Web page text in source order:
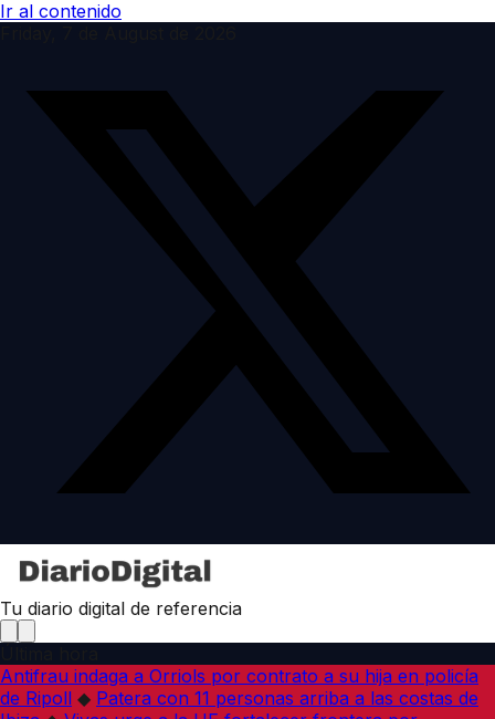
Ir al contenido
Tu diario digital de referencia
Antifrau indaga a Orriols por contrato a su hija en policía
de Ripoll ◆ Patera con 11 personas arriba a las costas de